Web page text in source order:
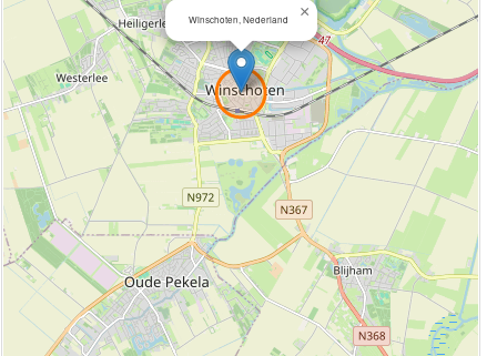
Winschoten, Nederland ×